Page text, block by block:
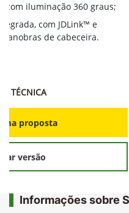
com iluminação 360 graus;
com JDLink™ e
de cabeceira.
TÉCNICA
proposta
versão
Informações sobre